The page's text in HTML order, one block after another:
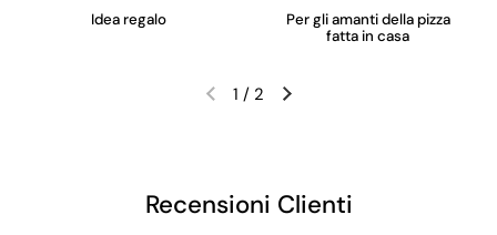
Idea regalo
Per gli amanti della pizza
fatta in casa
1 / 2
Recensioni Clienti